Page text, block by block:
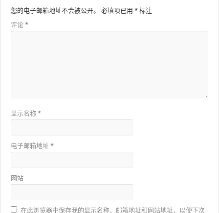
您的电子邮箱地址不会被公开。 必填项已用* 标注
评论*
显示名称*
电子邮箱地址*
网站
在此浏览器中保存我的显示名称、邮箱地址和网站地址，以便下次